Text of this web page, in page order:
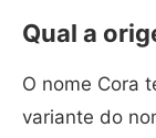
Qual a
O nome Cora
variante do